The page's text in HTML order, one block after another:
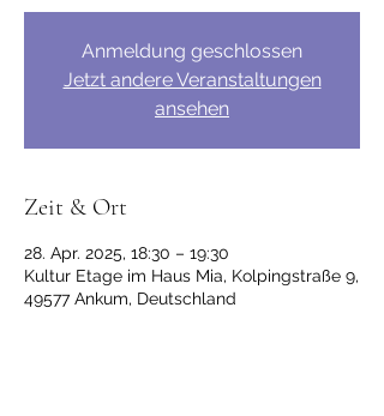
Anmeldung geschlossen
Jetzt andere Veranstaltungen
ansehen
Zeit & Ort
28. Apr. 2025, 18:30 – 19:30
Kultur Etage im Haus Mia, Kolpingstraße 9,
49577 Ankum, Deutschland